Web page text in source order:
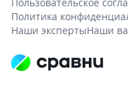
Политика
Наши экспертыНаши